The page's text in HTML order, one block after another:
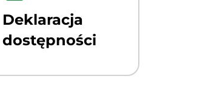
Deklaracja
dostępności